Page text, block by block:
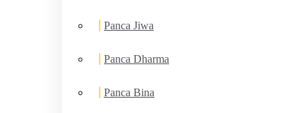
Panca Jiwa
Panca Dharma
Panca Bina